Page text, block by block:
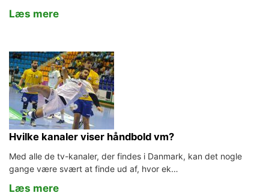
Læs mere
Hvilke kanaler viser håndbold vm?
Med alle de tv-kanaler, der findes i Danmark, kan det nogle
gange være svært at finde ud af, hvor ek…
Læs mere